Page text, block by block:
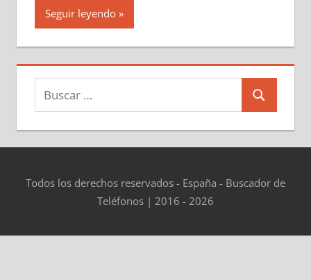
Seguir leyendo
Buscar:
Buscar
Todos los derechos reservados - España - Buscador de
Teléfonos | 2016 - 2026